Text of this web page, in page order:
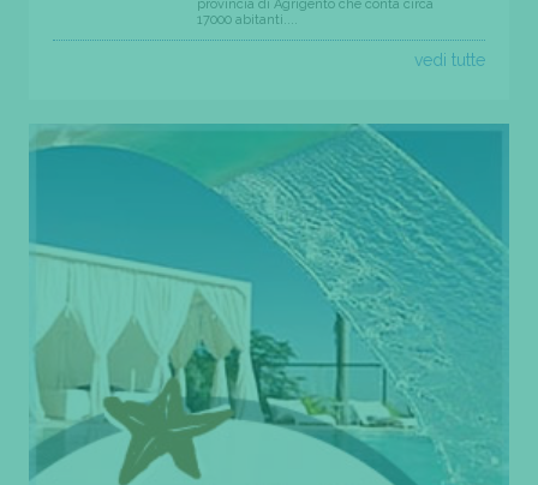
provincia di Agrigento che conta circa
17000 abitanti....
vedi tutte